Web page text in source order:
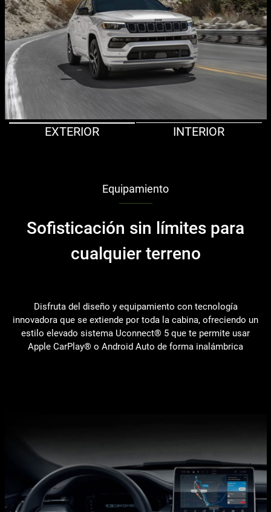
EXTERIOR INTERIOR
Equipamiento
Sofisticación sin límites para
cualquier terreno
Disfruta del diseño y equipamiento con tecnología
innovadora que se extiende por toda la cabina, ofreciendo un
estilo elevado sistema Uconnect® 5 que te permite usar
Apple CarPlay® o Android Auto de forma inalámbrica